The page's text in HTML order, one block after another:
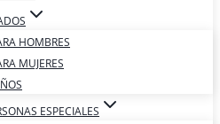
HOMBRES
MUJERES
ESPECIALES